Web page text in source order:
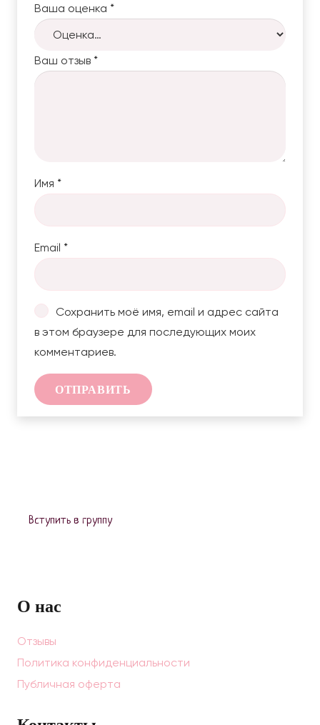
Ваша оценка *
Ваш отзыв *
Имя *
Email *
Сохранить моё имя, email и адрес сайта
в этом браузере для последующих моих
комментариев.
Вступить в группу
О нас
Отзывы
Политика конфиденциальности
Публичная оферта